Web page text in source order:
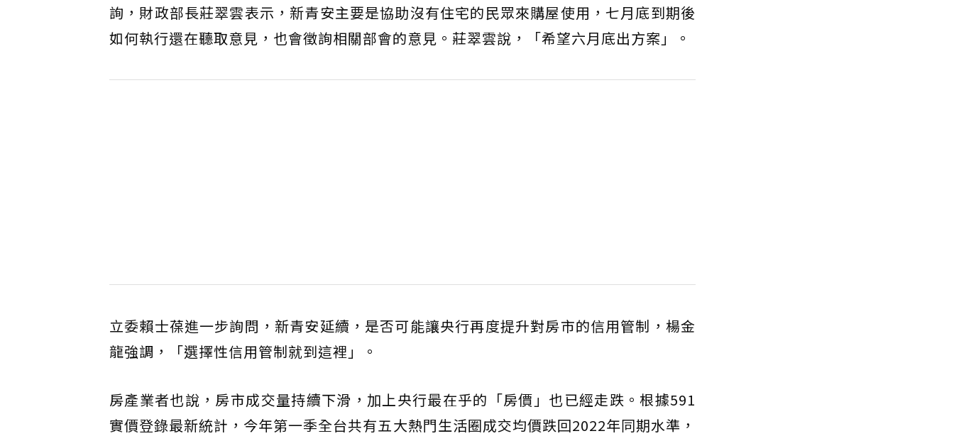
詢，財政部長莊翠雲表示，新青安主要是協助沒有住宅的民眾來購屋使用，七月底到期後
如何執行還在聽取意見，也會徵詢相關部會的意見。莊翠雲說，「希望六月底出方案」。
立委賴士葆進一步詢問，新青安延續，是否可能讓央行再度提升對房市的信用管制，楊金
龍強調，「選擇性信用管制就到這裡」。
房產業者也說，房市成交量持續下滑，加上央行最在乎的「房價」也已經走跌。根據591
實價登錄最新統計，今年第一季全台共有五大熱門生活圈成交均價跌回2022年同期水準，